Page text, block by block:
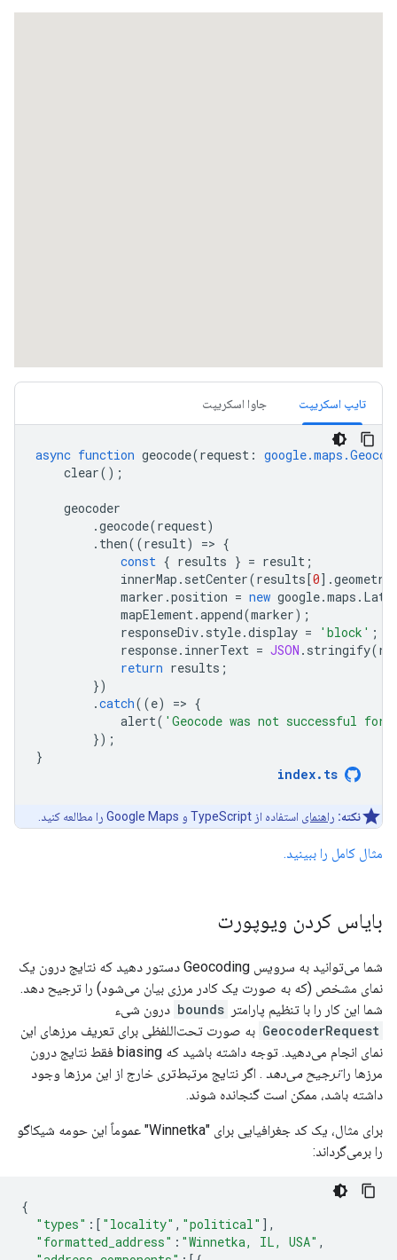
تایپ اسکریپت جاوا اسکریپت
async function geocode(request :
clear();
geocoder
.geocode(request)
. then((result) => {
const { results } = result ;
innerMap . setCenter(results [0].geometry
marker .position = new google.maps .
mapElement.append(marker);
responseDiv. style.display = 'block' ;
response. innerText = JSON . stringify(
return results ;
})
.catch((e) => {
alert( 'Geocode was not successful
});
}
index. ts
نکته: راهنمای استفاده از TypeScript و Google Maps را مطالعه کنید.
مثال کامل را ببینید.
بایاس کردن ویوپورت
شما می‌توانید به سرویس Geocoding دستور دهید که نتایج درون یک
نمای مشخص (که به صورت یک کادر مرزی بیان می‌شود) را ترجیح دهد.
شما این کار را با تنظیم پارامتر bounds درون شیء
GeocoderRequest به صورت تحت‌اللفظی برای تعریف مرزهای این
نمای انجام می‌دهید. توجه داشته باشید که biasing فقط نتایج درون
مرزها راترجیح می‌دهد . اگر نتایج مرتبط‌تری خارج از این مرزها وجود
داشته باشد، ممکن است گنجانده شوند.
برای مثال، یک کد جغرافیایی برای "Winnetka" عموماً این حومه شیکاگو
را برمی‌گرداند:
{
"types" : [ "locality" , "political" ],
"formatted_address" : "Winnetka, IL, USA" ,